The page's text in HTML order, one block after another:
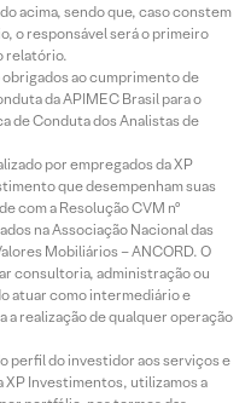
acima, sendo que, caso constem
o responsável será o primeiro
relatório.
ao cumprimento de
da APIMEC Brasil para o
de Conduta dos Analistas de
por empregados da XP
que desempenham suas
com a Resolução CVM nº
na Associação Nacional das
Mobiliários – ANCORD. O
consultoria, administração ou
atuar como intermediário e
realização de qualquer operação
perfil do investidor aos serviços e
Investimentos, utilizamos a